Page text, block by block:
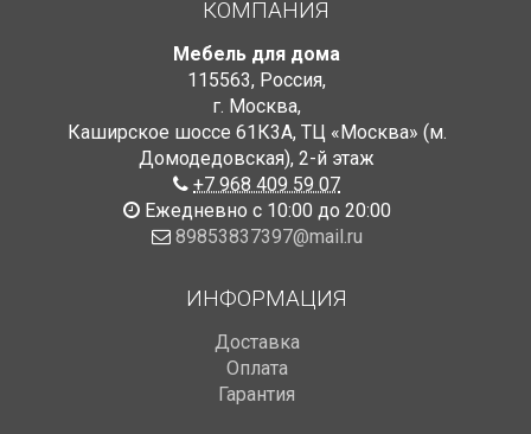
КОМПАНИЯ
Мебель для дома
115563, Россия,
г. Москва,
Каширское шоссе 61К3А, ТЦ «Москва» (м.
Домодедовская), 2-й этаж
+7 968 409 59 07
Ежедневно с 10:00 до 20:00
89853837397@mail.ru
ИНФОРМАЦИЯ
Доставка
Оплата
Гарантия